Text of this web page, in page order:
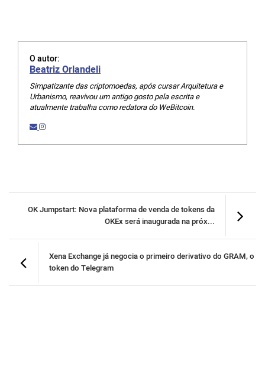
O autor:
Beatriz Orlandeli
Simpatizante das criptomoedas, após cursar Arquitetura e
Urbanismo, reavivou um antigo gosto pela escrita e
atualmente trabalha como redatora do WeBitcoin.
OK Jumpstart: Nova plataforma de venda de tokens da
OKEx será inaugurada na próx...
Xena Exchange já negocia o primeiro derivativo do GRAM, o
token do Telegram